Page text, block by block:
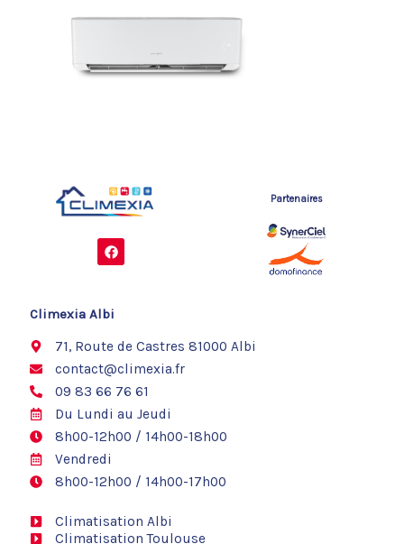
F
a
c
o
Partenaires
Climexia Albi
71, Route de Castres 81000 Albi
contact@climexia.fr
09 83 66 76 61
Du Lundi au Jeudi
8h00-12h00 / 14h00-18h00
Vendredi
8h00-12h00 / 14h00-17h00
Climatisation Albi
Climatisation Toulouse